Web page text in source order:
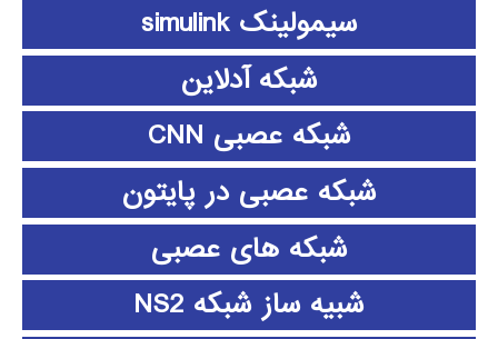
سیمولینک simulink
شبکه آدلاین
شبکه عصبی CNN
شبکه عصبی در پایتون
شبکه های عصبی
شبیه ساز شبکه NS2